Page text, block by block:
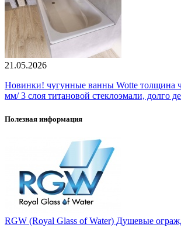
21.05.2026
Новинки! чугунные ванны Wotte толщина
мм/ 3 слоя титановой стеклоэмали, долго
Полезная информация
RGW (Royal Glass of Water) Душевые